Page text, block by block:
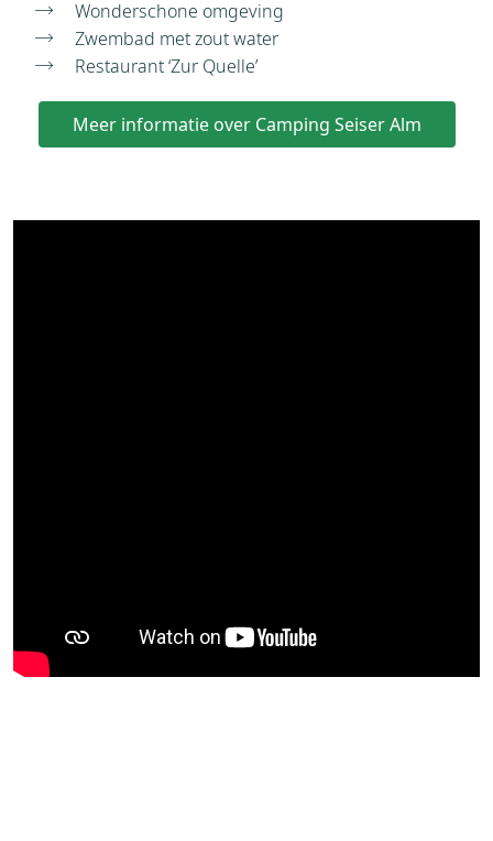
Wonderschone omgeving
Zwembad met zout water
Restaurant ‘Zur Quelle’
Meer informatie over Camping Seiser Alm